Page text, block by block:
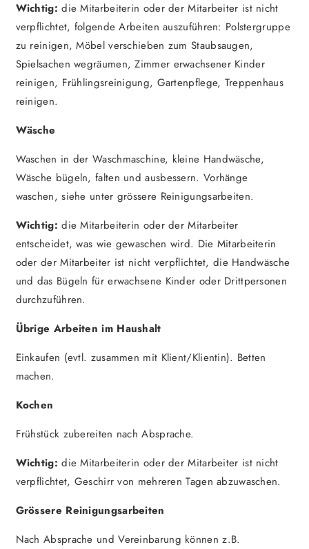
Wichtig: die Mitarbeiterin oder der Mitarbeiter ist nicht
verpflichtet, folgende Arbeiten auszuführen: Polstergruppe
zu reinigen, Möbel verschieben zum Staubsaugen,
Spielsachen wegräumen, Zimmer erwachsener Kinder
reinigen, Frühlingsreinigung, Gartenpflege, Treppenhaus
reinigen.
Wäsche
Waschen in der Waschmaschine, kleine Handwäsche,
Wäsche bügeln, falten und ausbessern. Vorhänge
waschen, siehe unter grössere Reinigungsarbeiten.
Wichtig: die Mitarbeiterin oder der Mitarbeiter
entscheidet, was wie gewaschen wird. Die Mitarbeiterin
oder der Mitarbeiter ist nicht verpflichtet, die Handwäsche
und das Bügeln für erwachsene Kinder oder Drittpersonen
durchzuführen.
Übrige Arbeiten im Haushalt
Einkaufen (evtl. zusammen mit Klient/Klientin). Betten
machen.
Kochen
Frühstück zubereiten nach Absprache.
Wichtig: die Mitarbeiterin oder der Mitarbeiter ist nicht
verpflichtet, Geschirr von mehreren Tagen abzuwaschen.
Grössere Reinigungsarbeiten
Nach Absprache und Vereinbarung können z.B.